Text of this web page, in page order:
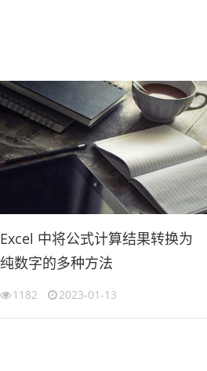
Excel 中将公式计算结果转换为
纯数字的多种方法
1182 2023-01-13